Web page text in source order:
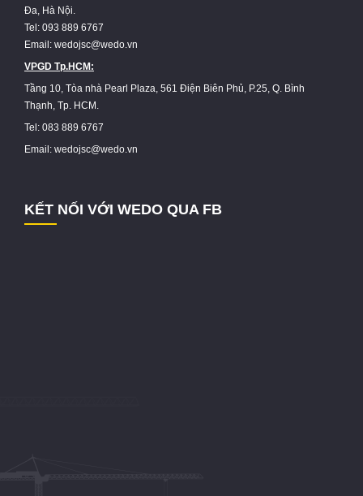
Đa, Hà Nội.
Tel: 093 889 6767
Email: wedojsc@wedo.vn
VPGD Tp.HCM:
Tầng 10, Tòa nhà Pearl Plaza, 561 Điện Biên Phủ, P.25, Q. Bình
Thạnh, Tp. HCM.
Tel: 083 889 6767
Email: wedojsc@wedo.vn
KẾT NỐI VỚI WEDO QUA FB